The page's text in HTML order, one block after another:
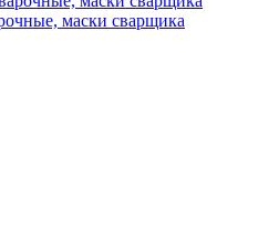
маски сварщика